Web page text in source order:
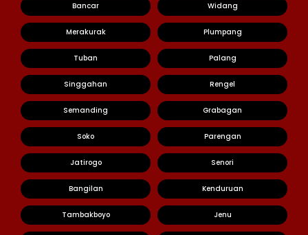
Bancar Widang
Merakurak Plumpang
Tuban Palang
Singgahan Rengel
Semanding Grabagan
Soko Parengan
Jatirogo Senori
Bangilan Kenduruan
Tambakboyo Jenu